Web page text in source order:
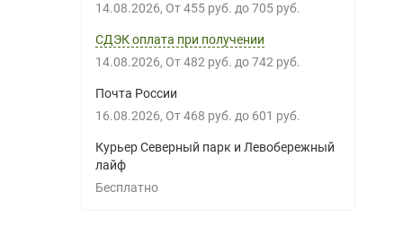
14.08.2026 От 455 руб. до 705 руб.
СДЭК оплата при получении
14.08.2026 От 482 руб. до 742 руб.
Почта России
16.08.2026 От 468 руб. до 601 руб.
Курьер Северный парк и Левобережный
лайф
Бесплатно